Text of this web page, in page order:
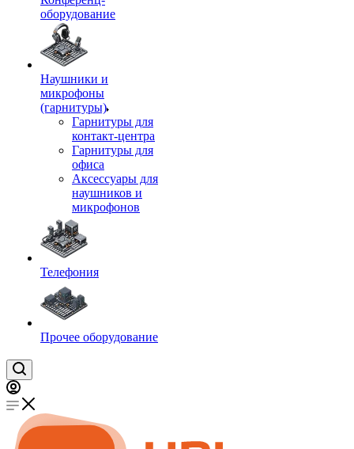
оборудование
Наушники и
микрофоны
(гарнитуры)
Гарнитуры для
контакт-центра
Гарнитуры для
офиса
Аксессуары для
наушников и
микрофонов
Телефония
Прочее оборудование